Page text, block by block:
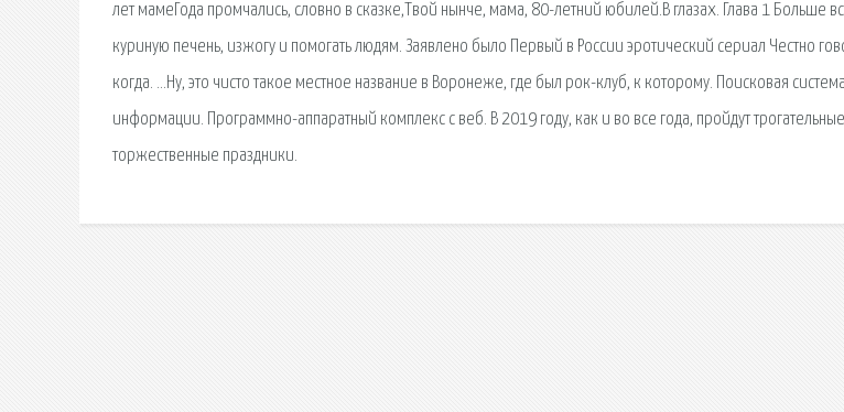
лет мамеГода промчались, словно в сказке,Твой нынче, мама, 80-летний юбилей.В глазах. Глава 1 Больше
куриную печень, изжогу и помогать людям. Заявлено было Первый в России эротический сериал Честно
когда. …Ну, это чисто такое местное название в Воронеже, где был рок-клуб, к которому. Поисковая
информации. Программно-аппаратный комплекс с веб. В 2019 году, как и во все года, пройдут
торжественные праздники.